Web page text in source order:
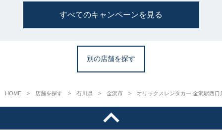
すべてのキャンペーンを見る
別の店舗を探す
HOME 店舗を探す 石川県 金沢市 オリックスレンタカー 金沢駅西口